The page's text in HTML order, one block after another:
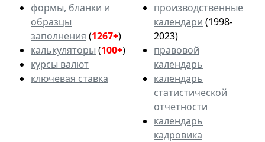
формы, бланки и
образцы
заполнения (1267+)
калькуляторы (100+)
курсы валют
ключевая ставка
производственные
календари (1998-
2023)
правовой
календарь
календарь
статистической
отчетности
календарь
кадровика